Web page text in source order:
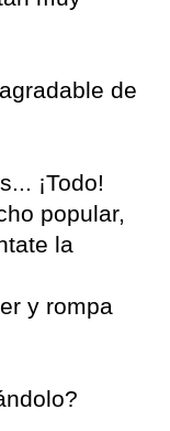
de
¡Todo!
popular,
la
y rompa